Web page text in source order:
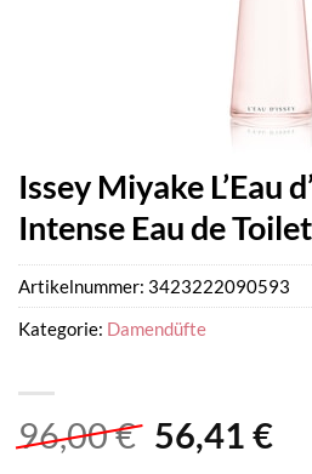
Issey Miyake L’Eau
Intense Eau de
96,00€ 56,41 €
Artikelnummer: 3423222090593
Kategorie: Damendüfte